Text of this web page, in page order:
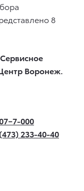
8
Воронеж.
000
233-40-40